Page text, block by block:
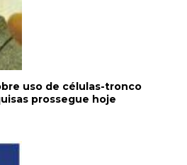
uso de células-tronco
prossegue hoje